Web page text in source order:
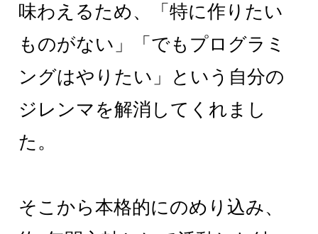
味わえるため、「特に作りたい
ものがない」「でもプログラミ
ングはやりたい」という自分の
ジレンマを解消してくれまし
た。
そこから本格的にのめり込み、